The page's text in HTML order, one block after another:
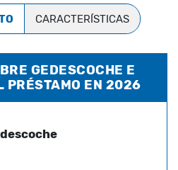
CARACTERÍSTICAS
GEDESCOCHE E
PRÉSTAMO EN 2026